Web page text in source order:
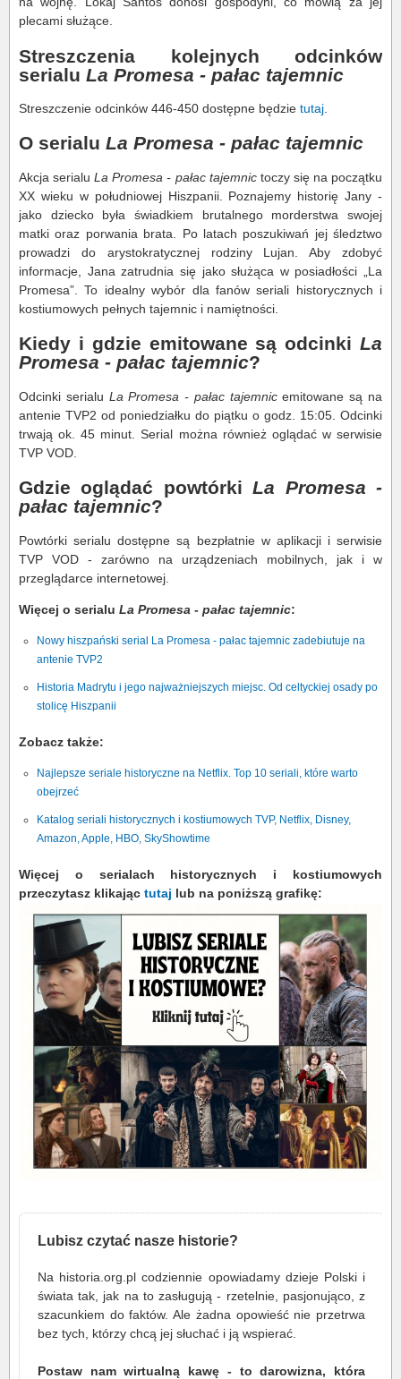
plecami służące.
Streszczenia kolejnych odcinków
serialu La Promesa - pałac tajemnic
Streszczenie odcinków 446-450 dostępne będzie tutaj
O serialu La Promesa - pałac tajemnic
Akcja serialuLa Promesa - pałac tajemnictoczy się na początku
XX wieku w południowej Hiszpanii. Poznajemy historię Jany -
jako dziecko była świadkiem brutalnego morderstwa swojej
matki oraz porwania brata. Po latach poszukiwań jej śledztwo
prowadzi do arystokratycznej rodziny Lujan. Aby zdobyć
informacje, Jana zatrudnia się jako służąca w posiadłości „La
Promesa”. To idealny wybór dla fanów seriali historycznych i
kostiumowych pełnych tajemnic i namiętności.
Kiedy i gdzie emitowane są odcinki La
Promesa - pałac tajemnic?
Odcinki serialu La Promesa - pałac tajemnicemitowane są na
antenie TVP2 od poniedziałku do piątku o godz. 15:05. Odcinki
trwają ok. 45 minut. Serial można również oglądać w serwisie
TVP VOD.
Gdzie oglądać powtórkiLa Promesa -
pałac tajemnic?
Powtórki serialu dostępne są bezpłatnie w aplikacji i serwisie
TVP VOD - zarówno na urządzeniach mobilnych, jak i w
przeglądarce internetowej.
Więcej o serialu La Promesa - pałac tajemnic:
Nowy hiszpański serial La Promesa - pałac tajemnic zadebiutuje na
antenie TVP2
Historia Madrytu i jego najważniejszych miejsc. Od celtyckiej osady po
stolicę Hiszpanii
Zobacz także:
Najlepsze seriale historyczne na Netflix. Top 10 seriali, które warto
obejrzeć
Katalog seriali historycznych i kostiumowych TVP, Netflix, Disney,
Amazon, Apple, HBO, SkyShowtime
Więcej o serialach historycznych i kostiumowych
przeczytasz klikając tutaj lub na poniższą grafikę:
Lubisz czytać nasze historie?
Na historia.org.pl codziennie opowiadamy dzieje Polski i
świata tak, jak na to zasługują - rzetelnie, pasjonująco, z
szacunkiem do faktów. Ale żadna opowieść nie przetrwa
bez tych, którzy chcą jej słuchać i ją wspierać.
Postaw nam wirtualną kawę - to darowizna, która